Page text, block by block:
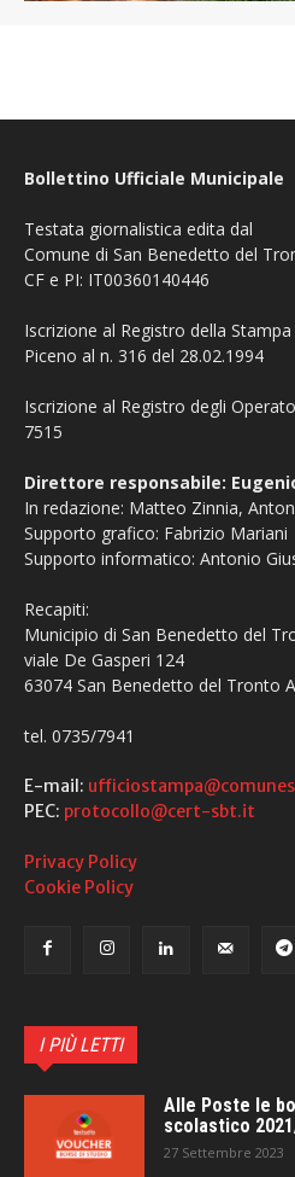
Bollettino Ufficiale Municipale
Testata giornalistica edita dal
Comune di San Benedetto del
CF e PI: IT00360140446
Iscrizione al Registro della
Piceno al n. 316 del 28.02.1994
Iscrizione al Registro degli
7515
Direttore responsabile:
In redazione: Matteo Zinnia,
Supporto grafico: Fabrizio Mariani
Supporto informatico: Antonio
Recapiti:
Municipio di San Benedetto del
viale De Gasperi 124
63074 San Benedetto del Tronto
tel. 0735/7941
E-mail:
PEC: protocollo@cert-sbt.it
Privacy Policy
Cookie Policy
I PIÙ LETTI
Alle Poste le
scolastico
27 Settembre 2023